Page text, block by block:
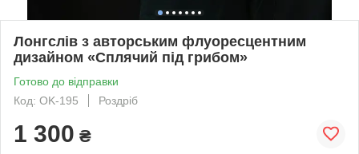
Лонгслів з авторським флуоресцентним
дизайном «Сплячий під грибом»
Готово до відправки
Код: OK-195
Роздріб
1 300 ₴